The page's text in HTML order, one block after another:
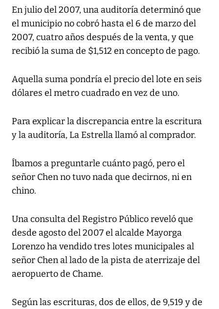
En julio del 2007, una auditoría determinó que
el municipio no cobró hasta el 6 de marzo del
2007, cuatro años después de la venta, y que
recibió la suma de $1,512 en concepto de pago.
Aquella suma pondría el precio del lote en seis
dólares el metro cuadrado en vez de uno.
Para explicar la discrepancia entre la escritura
y la auditoría, La Estrella llamó al comprador.
Íbamos a preguntarle cuánto pagó, pero el
señor Chen no tuvo nada que decirnos, ni en
chino.
Una consulta del Registro Público reveló que
desde agosto del 2007 el alcalde Mayorga
Lorenzo ha vendido tres lotes municipales al
señor Chen al lado de la pista de aterrizaje del
aeropuerto de Chame.
Según las escrituras, dos de ellos, de 9,519 y de